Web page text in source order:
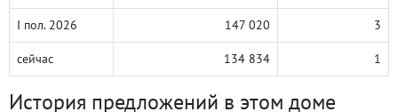
I пол. 2026 147 020 3
сейчас 134 834 1
История предложений в этом доме